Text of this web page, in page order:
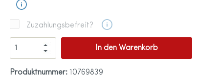
Zuzahlungsbefreit?
In den Warenkorb
Produktnummer: 10769839